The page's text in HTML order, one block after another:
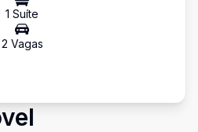
1 Suíte
2 Vagas